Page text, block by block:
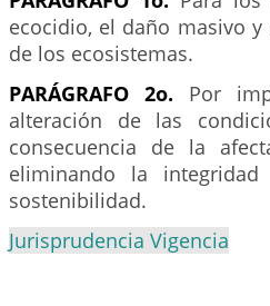
ecocidio, el daño masivo
de los ecosistemas.
PARÁGRAFO 2o. Por
alteración de las
consecuencia de la
eliminando la
sostenibilidad.
Jurisprudencia Vigencia